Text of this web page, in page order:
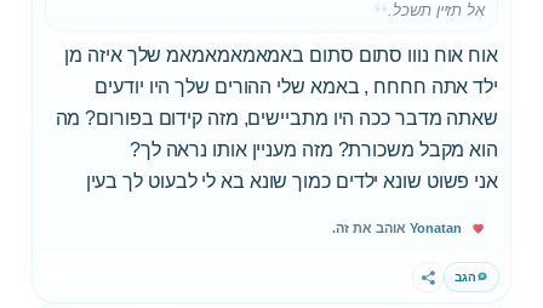
אל תזיין תשכל.
אוח אוח נווו סתום סתום באמאמאמאמאמ שלך איזה מן
ילד אתה חחחח , באמא שלי ההורים שלך היו יודעים
שאתה מדבר ככה היו מתביישים, מזה קידום בפורום? מה
הוא מקבל משכורת? מזה מעניין אותו נראה לך?
אני פשוט שונא ילדים כמוך שונא בא לי לבעוט לך בעין
Yonatan אוהב את זה.
הגב שתף